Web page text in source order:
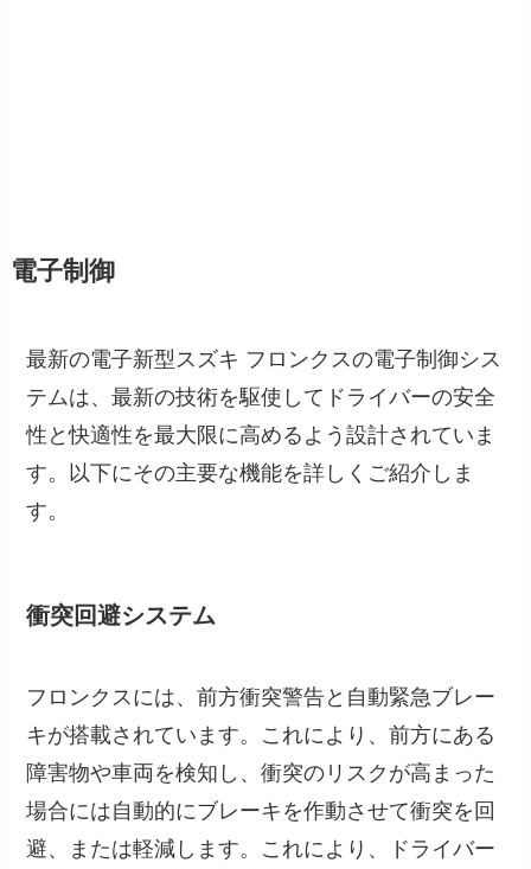
電子制御
最新の電子新型スズキ フロンクスの電子制御シス
テムは、最新の技術を駆使してドライバーの安全
性と快適性を最大限に高めるよう設計されていま
す。以下にその主要な機能を詳しくご紹介しま
す。
衝突回避システム
フロンクスには、前方衝突警告と自動緊急ブレー
キが搭載されています。これにより、前方にある
障害物や車両を検知し、衝突のリスクが高まった
場合には自動的にブレーキを作動させて衝突を回
避、または軽減します。これにより、ドライバー